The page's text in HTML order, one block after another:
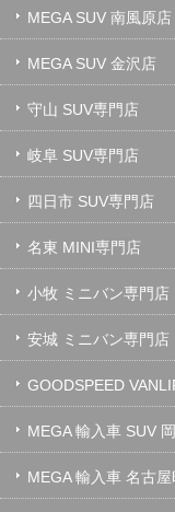
MEGA SUV 南風原店
MEGA SUV 金沢店
守山 SUV専門店
岐阜 SUV専門店
四日市 SUV専門店
名東 MINI専門店
小牧 ミニバン専門店
安城 ミニバン専門店
GOODSPEED
MEGA 輸入車 SUV
MEGA 輸入車 名古